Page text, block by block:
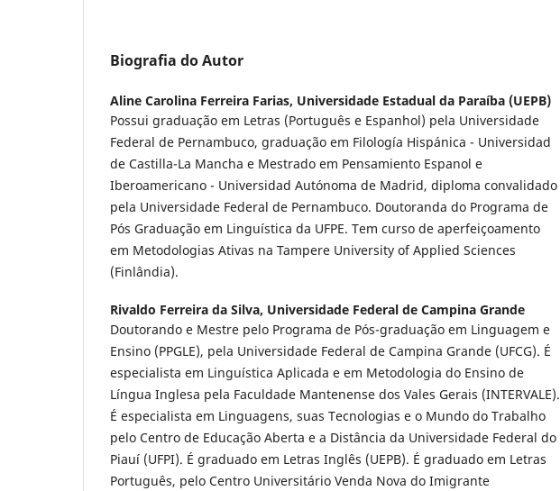
Biografia do Autor
Aline Carolina Ferreira Farias, Universidade Estadual da Paraíba (UEPB)
Possui graduação em Letras (Português e Espanhol) pela Universidade
Federal de Pernambuco, graduação em Filología Hispánica - Universidad
de Castilla-La Mancha e Mestrado em Pensamiento Espanol e
Iberoamericano - Universidad Autónoma de Madrid, diploma convalidado
pela Universidade Federal de Pernambuco. Doutoranda do Programa de
Pós Graduação em Linguística da UFPE. Tem curso de aperfeiçoamento
em Metodologias Ativas na Tampere University of Applied Sciences
(Finlândia).
Rivaldo Ferreira da Silva, Universidade Federal de Campina Grande
Doutorando e Mestre pelo Programa de Pós-graduação em Linguagem e
Ensino (PPGLE), pela Universidade Federal de Campina Grande (UFCG). É
especialista em Linguística Aplicada e em Metodologia do Ensino de
Língua Inglesa pela Faculdade Mantenense dos Vales Gerais (INTERVALE).
É especialista em Linguagens, suas Tecnologias e o Mundo do Trabalho
pelo Centro de Educação Aberta e a Distância da Universidade Federal do
Piauí (UFPI). É graduado em Letras Inglês (UEPB). É graduado em Letras
Português, pelo Centro Universitário Venda Nova do Imigrante